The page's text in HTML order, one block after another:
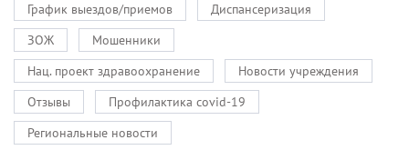
График выездов/приемов
Диспансеризация
ЗОЖ
Мошенники
Нац. проект здравоохранение
Новости учреждения
Отзывы
Профилактика covid-19
Региональные новости